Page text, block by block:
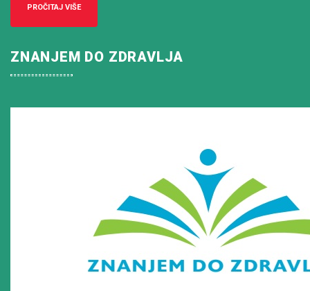
PROČITAJ VIŠE
ZNANJEM DO ZDRAVLJA